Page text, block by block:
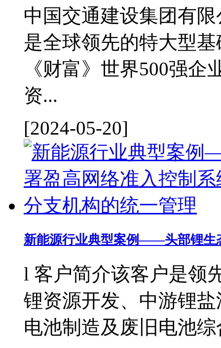
中国交通建设集团有
是全球领先的特大型
《财富》世界500强
资...
[2024-05-20]
新能源行业典型案例——头部锂生
l 客户简介该客户是领
锂资源开发、中游锂
电池制造及废旧电池